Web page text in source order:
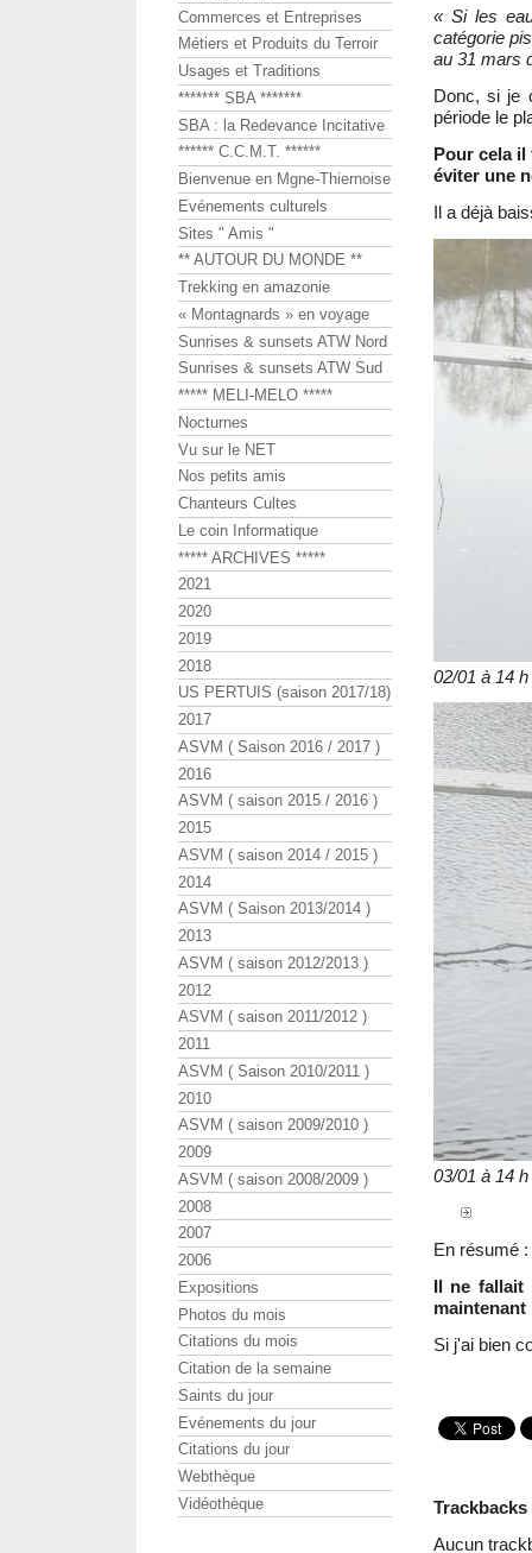
« Si les
catégorie
au 31 mars
Donc, si je
période le
Pour cela
éviter une
Il a déjà
02/01 à 14 h
03/01 à 14 h
En résumé :
Il ne fallait
maintenant
Si j'ai bien
Trackbacks
Aucun
Commerces et Entreprises
Métiers et Produits du Terroir
Usages et Traditions
******* SBA *******
SBA : la Redevance Incitative
****** C.C.M.T. ******
Bienvenue en Mgne-Thiernoise
Evénements culturels
Sites " Amis "
** AUTOUR DU MONDE **
Trekking en amazonie
« Montagnards » en voyage
Sunrises & sunsets ATW Nord
Sunrises & sunsets ATW Sud
***** MELI-MELO *****
Nocturnes
Vu sur le NET
Nos petits amis
Chanteurs Cultes
Le coin Informatique
***** ARCHIVES *****
2021
2020
2019
2018
US PERTUIS (saison 2017/18)
2017
ASVM ( Saison 2016 / 2017 )
2016
ASVM ( saison 2015 / 2016 )
2015
ASVM ( saison 2014 / 2015 )
2014
ASVM ( Saison 2013/2014 )
2013
ASVM ( saison 2012/2013 )
2012
ASVM ( saison 2011/2012 )
2011
ASVM ( Saison 2010/2011 )
2010
ASVM ( saison 2009/2010 )
2009
ASVM ( saison 2008/2009 )
2008
2007
2006
Expositions
Photos du mois
Citations du mois
Citation de la semaine
Saints du jour
Evénements du jour
Citations du jour
Webthèque
Vidéothèque